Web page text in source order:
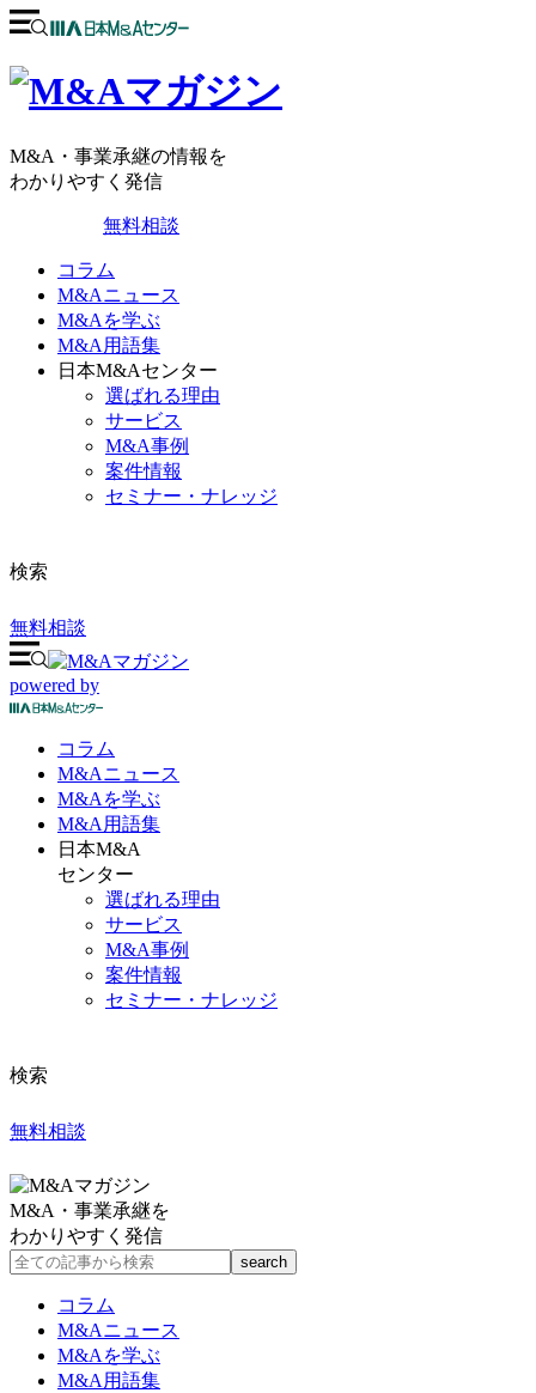
M&A・事業承継の情報を
わかりやすく発信
無料相談
コラム
M&Aニュース
M&Aを学ぶ
M&A用語集
日本M&Aセンター
選ばれる理由
サービス
M&A事例
案件情報
セミナー・ナレッジ
検索
無料相談
powered by
コラム
M&Aニュース
M&Aを学ぶ
M&A 用語集
日本M&A
センター
選ばれる理由
サービス
M&A事例
案件情報
セミナー・ナレッジ
検索
無料相談
M&A・事業承継を
わかりやすく発信
コラム
M&Aニュース
M&Aを学ぶ
M&A用語集